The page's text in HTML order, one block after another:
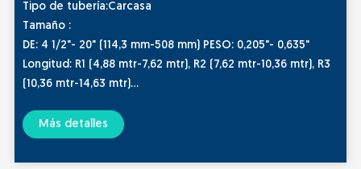
Tipo de tubería:Carcasa
Tamaño :
DE: 4 1/2"- 20" (114,3 mm-508 mm) PESO: 0,205"- 0,635"
Longitud: R1 (4,88 mtr-7,62 mtr), R2 (7,62 mtr-10,36 mtr), R3
(10,36 mtr-14,63 mtr)
Estándar y grado:API 5CT, SY/T 6194, BS EN ISO 11960, NF
M87-207, JIS G3439, IS:4270, H-40, J55, K-55, N-80, N80Q,
C-75, L -80, C-90, T-95, P110, Q-125
Más detalles